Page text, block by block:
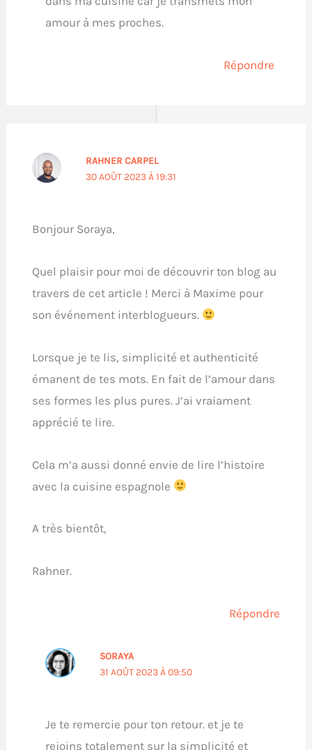
amour à mes proches.
Répondre
RAHNER CARPEL
30 AOÛT 2023 À 19:31
Bonjour Soraya,
Quel plaisir pour moi de découvrir ton blog au
travers de cet article ! Merci à Maxime pour
son événement interblogueurs.
Lorsque je te lis, simplicité et authenticité
émanent de tes mots. En fait de l’amour dans
ses formes les plus pures. J’ai vraiament
apprécié te lire.
Cela m’a aussi donné envie de lire l’histoire
avec la cuisine espagnole
A très bientôt,
Rahner.
Répondre
SORAYA
31 AOÛT 2023 À 09:50
Je te remercie pour ton retour. et je te
rejoins totalement sur la simplicité et